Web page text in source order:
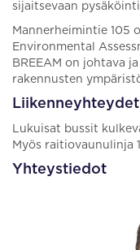
sijaitsevaan
Mannerheimintie 105
Environmental
BREEAM on johtava
rakennusten
Liikenneyhteydet
Lukuisat bussit
Myös raitiovaunulinja
Yhteystiedot